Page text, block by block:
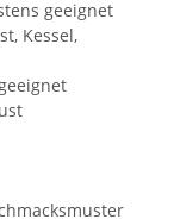
geeignet
Kessel,